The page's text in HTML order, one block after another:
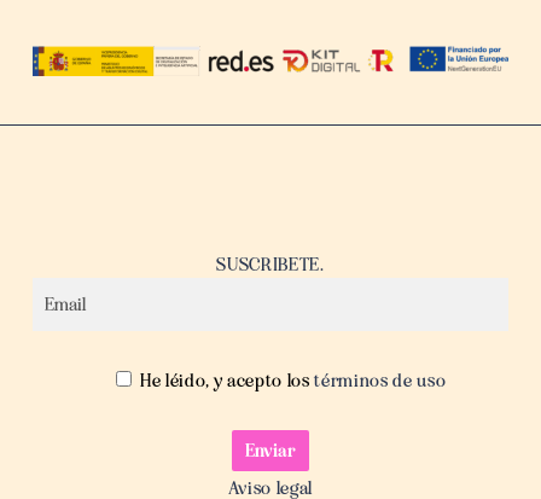
SUSCRIBETE.
He léido, y acepto los términos de uso
Aviso legal